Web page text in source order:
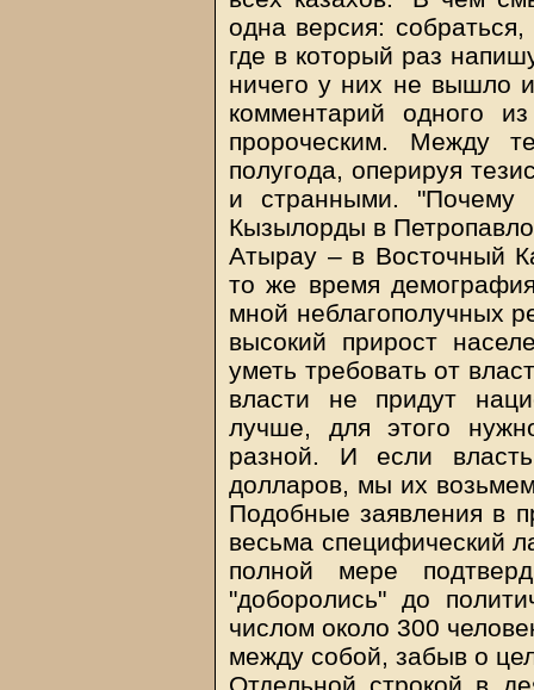
одна версия:
где в который раз
ничего у них не вышло
комментарий одного
пророческим. Между
полугода, оперируя
и странными. "Почему
Кызылорды в
Атырау – в Восточный
то же время
мной неблагополучных
высокий прирост
уметь требовать от
власти не придут
лучше, для этого
разной. И если
долларов, мы их
Подобные заявления в
весьма специфический
полной мере
"доборолись" до
числом около 300
между собой, забыв о